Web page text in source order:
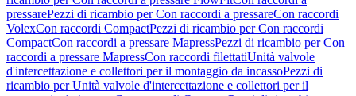
pressarePezzi di ricambio per Con raccordi a pressareCon raccordi
VolexCon raccordi CompactPezzi di ricambio per Con raccordi
CompactCon raccordi a pressare MapressPezzi di ricambio per Con
raccordi a pressare MapressCon raccordi filettatiUnità valvole
d'intercettazione e collettori per il montaggio da incassoPezzi di
ricambio per Unità valvole d'intercettazione e collettori per il